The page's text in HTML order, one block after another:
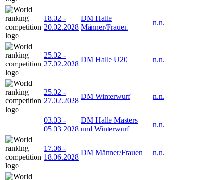
18.02 -
20.02.2028
DM Halle
Männer/Frauen
n.n.
25.02 -
27.02.2028
DM Halle U20 n.n.
25.02 -
27.02.2028
DM Winterwurf n.n.
03.03 -
05.03.2028
DM Halle Masters
und Winterwurf
n.n.
17.06 -
18.06.2028
DM Männer/Frauen n.n.